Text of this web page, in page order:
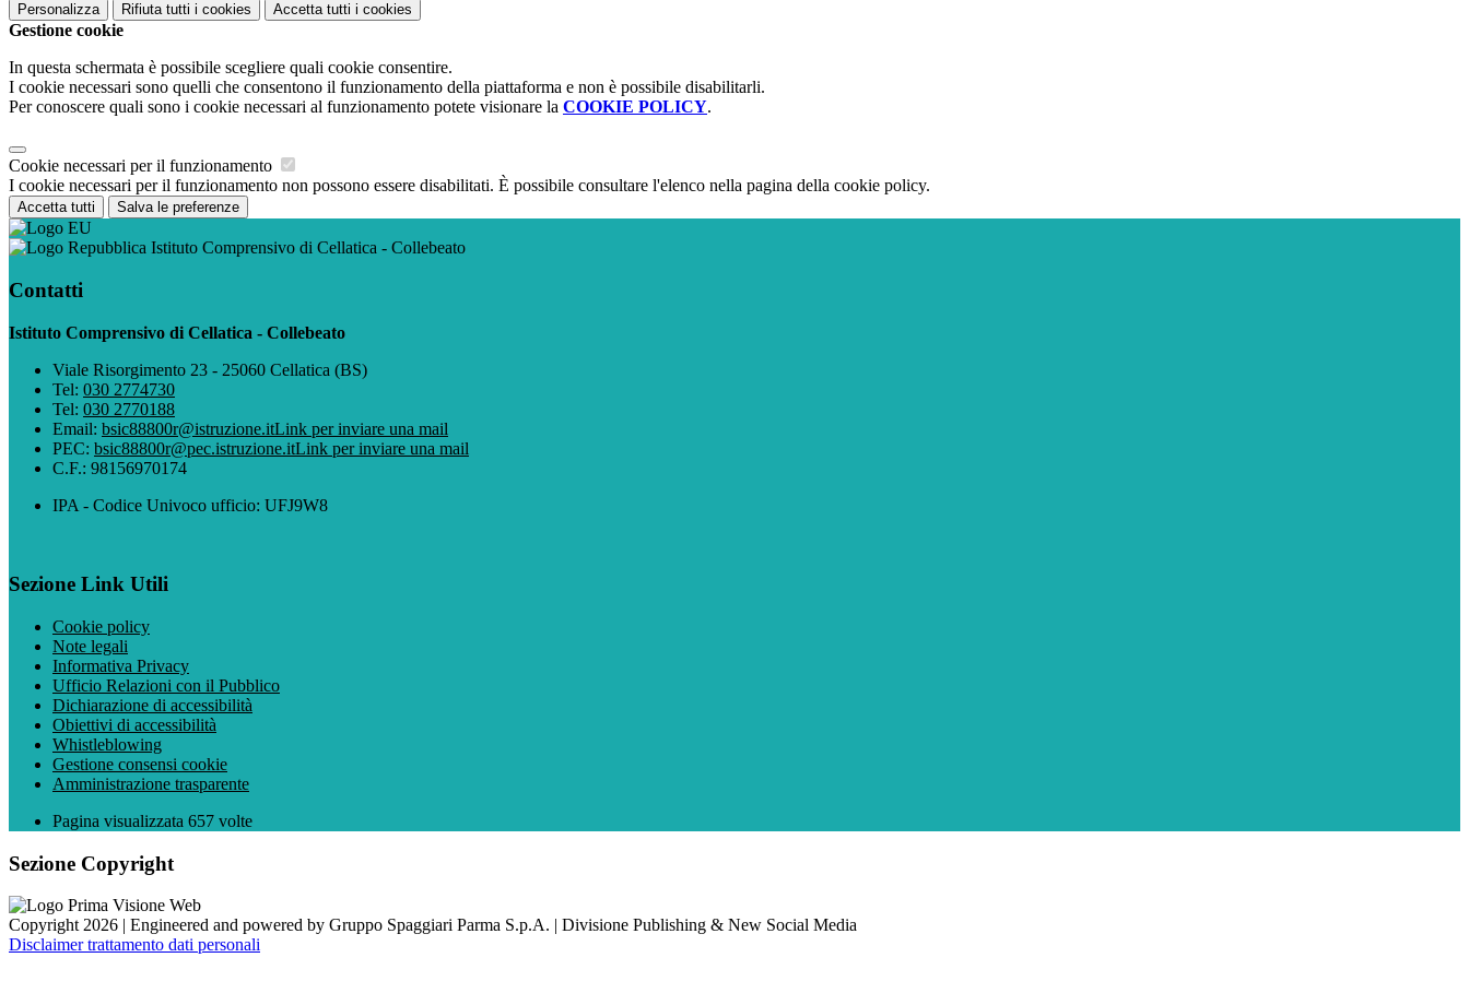
Personalizza Rifiuta tutti i cookies Accetta tutti i cookies
Gestione cookie
In questa schermata è possibile scegliere quali cookie consentire.
I cookie necessari sono quelli che consentono il funzionamento della piattaforma e non è possibile disabilitarli.
Per conoscere quali sono i cookie necessari al funzionamento potete visionare la COOKIE POLICY.
Cookie necessari per il funzionamento
I cookie necessari per il funzionamento non possono essere disabilitati. È possibile consultare l'elenco nella pagina della cookie policy.
Accetta tutti Salva le preferenze
Istituto Comprensivo di Cellatica - Collebeato
Contatti
Istituto Comprensivo di Cellatica - Collebeato
Viale Risorgimento 23 - 25060 Cellatica (BS)
Tel: 030 2774730
Tel: 030 2770188
Email: bsic88800r@istruzione.itLink per inviare una mail
PEC: bsic88800r@pec.istruzione.itLink per inviare una mail
C.F.: 98156970174
IPA - Codice Univoco ufficio: UFJ9W8
Sezione Link Utili
Cookie policy
Note legali
Informativa Privacy
Ufficio Relazioni con il Pubblico
Dichiarazione di accessibilità
Obiettivi di accessibilità
Whistleblowing
Gestione consensi cookie
Amministrazione trasparente
Pagina visualizzata 657 volte
Sezione Copyright
Copyright 2026 | Engineered and powered by Gruppo Spaggiari Parma S.p.A. | Divisione Publishing & New Social Media
Disclaimer trattamento dati personali